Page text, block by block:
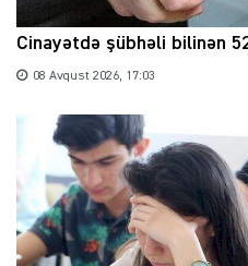
Cinayətdə şübhəli bilinən
08 Avqust 2026, 17:03